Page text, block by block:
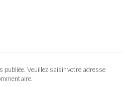
publiée. Veuillez saisir votre adresse